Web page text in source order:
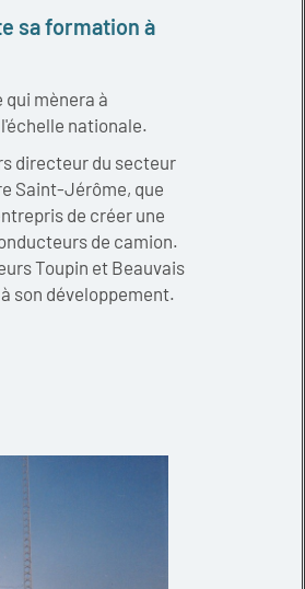
sa formation à
mènera à
nationale.
directeur du secteur
Saint-Jérôme, que
de créer une
de camion.
Toupin et Beauvais
son développement.